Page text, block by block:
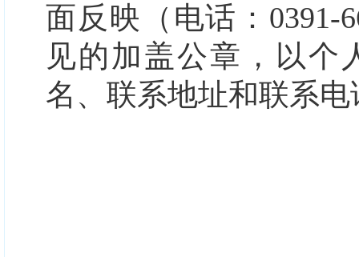
面反映（电话： 0391-
见的加盖公章，以个
名、联系地址和联系电